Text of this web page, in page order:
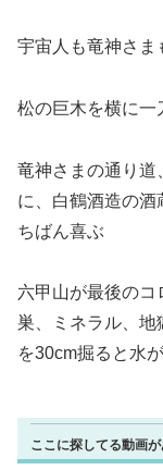
宇宙人も竜神さま
松の巨木を横に一
竜神さまの通り道
に、白鶴酒造の酒
ちばん喜ぶ
六甲山が最後のコ
巣、ミネラル、地
を30cm掘ると水
ここに探してる動画